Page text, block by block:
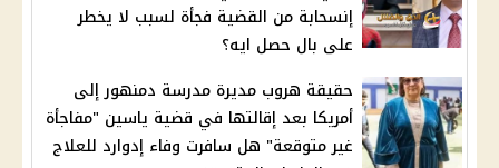
إنسحابة من القضية فجأة لسبب لا يخطر
على بال حصل ايه؟
حقيقة هروب مديرة مدرسة دمنهور إلى
أمريكا بعد إقالتها في قضية ياسين "مفاجأة
غير متوقعة" هل سافرت وفاء إدوارد للعلاج